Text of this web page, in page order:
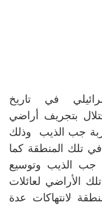
في تاريخ
بتجريف أراضي
جب الذيب وذلك
تلك المنطقة كما
جب الذيب وتوسيع
الأراضي لعائلات
لانتهاكات عدة